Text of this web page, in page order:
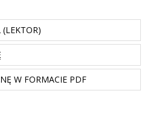
(LEKTOR)
W FORMACIE PDF